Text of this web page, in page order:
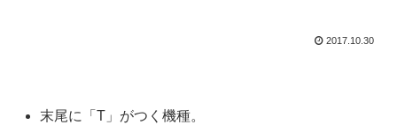
2017.10.30
末尾に「T」がつく機種。